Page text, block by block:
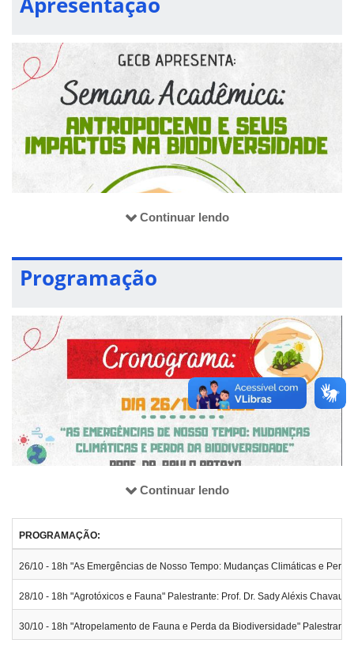
Com a organização do Grupo de Estudos de Conservação da
Biodiversidade (GECB), a Semana Acadêmica: Antropoceno e
seus Impactos na Biodiversidade contará com 3 palestras para
uma discussão mais aprofundada sobre o impacto das ações
humanas sob a biodiversidade brasileira.
Continuar lendo
Programação
Continuar lendo
PROGRAMAÇÃO:
26/10 - 18h "As Emergências de Nosso Tempo: Mudanças Climáticas e
28/10 - 18h "Agrotóxicos e Fauna" Palestrante: Prof. Dr. Sady Aléxis Chavauty
30/10 - 18h "Atropelamento de Fauna e Perda da Biodiversidade"